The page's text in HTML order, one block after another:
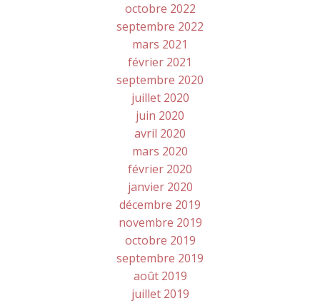
octobre 2022
septembre 2022
mars 2021
février 2021
septembre 2020
juillet 2020
juin 2020
avril 2020
mars 2020
février 2020
janvier 2020
décembre 2019
novembre 2019
octobre 2019
septembre 2019
août 2019
juillet 2019